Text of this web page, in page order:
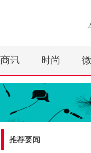
商讯 时尚
推荐要闻